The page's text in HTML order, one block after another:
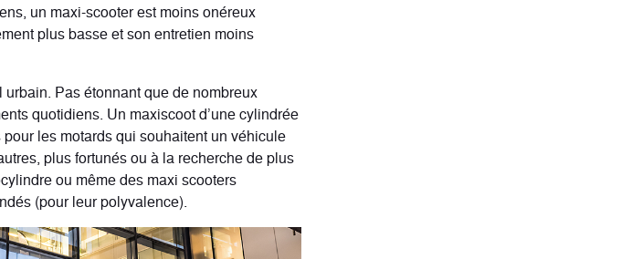
un maxi-scooter est moins onéreux
plus basse et son entretien moins
Pas étonnant que de nombreux
quotidiens. Un maxiscoot d’une cylindrée
les motards qui souhaitent un véhicule
plus fortunés ou à la recherche de plus
ou même des maxi scooters
(pour leur polyvalence).